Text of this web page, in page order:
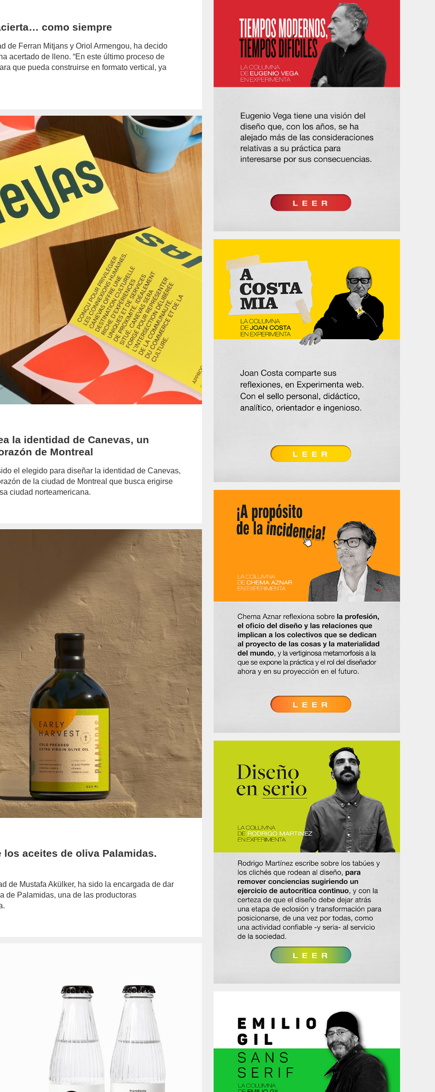
como siempre
de Ferran Mitjans y Oriol Armengou, ha decido
acertado de lleno. “En este último proceso de
que pueda construirse en formato vertical, ya
la identidad de Canevas, un
de Montreal
el elegido para diseñar la identidad de Canevas,
de la ciudad de Montreal que busca erigirse
ciudad norteamericana.
aceites de oliva Palamidas.
de Mustafa Akülker, ha sido la encargada de dar
de Palamidas, una de las productoras